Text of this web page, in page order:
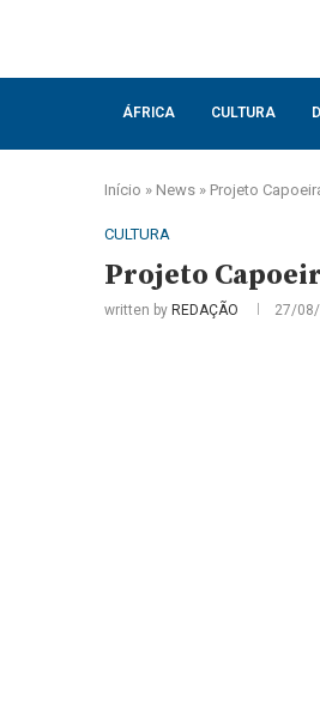
ÁFRICA CULTURA
Início » News » Projeto
CULTURA
Projeto
written by REDAÇÃO 27/